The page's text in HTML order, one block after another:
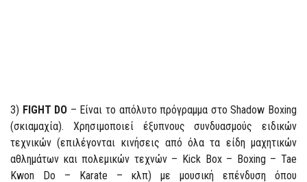
3) FIGHT DO – Είναι το απόλυτο πρόγραμμα στο Shadow Boxing
(σκιαμαχία). Χρησιμοποιεί έξυπνους συνδυασμούς ειδικών
τεχνικών (επιλέγονται κινήσεις από όλα τα είδη μαχητικών
αθλημάτων και πολεμικών τεχνών – Kick Box – Boxing – Tae
Kwon Do – Karate – κλπ) με μουσική επένδυση όπου